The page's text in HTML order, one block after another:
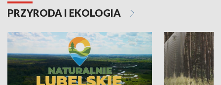
PRZYRODA I EKOLOGIA